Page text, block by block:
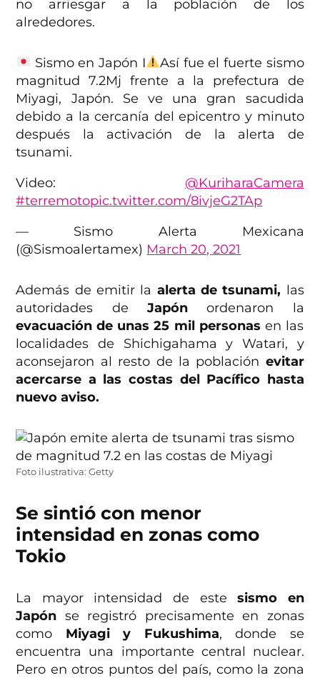
no arriesgar a la población de los
alrededores.
Sismo en Japón I
Así fue el fuerte sismo
magnitud 7.2Mj frente a la prefectura de
Miyagi, Japón. Se ve una gran sacudida
debido a la cercanía del epicentro y minuto
después la activación de la alerta de
tsunami.
Video: @KuriharaCamera
#terremotopic.twitter.com/8ivjeG2TAp
— Sismo Alerta Mexicana
(@Sismoalertamex) March 20, 2021
Además de emitir la alerta de tsunami, las
autoridades de Japón ordenaron la
evacuación de unas 25 mil personas en las
localidades de Shichigahama y Watari, y
aconsejaron al resto de la población evitar
acercarse a las costas del Pacífico hasta
nuevo aviso.
Foto ilustrativa: Getty
Se sintió con menor
intensidad en zonas como
Tokio
La mayor intensidad de estesismo en
Japón se registró precisamente en zonas
como Miyagi y Fukushima, donde se
encuentra una importante central nuclear.
Pero en otros puntos del país, como la zona